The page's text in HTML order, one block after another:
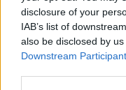
disclosure of your
IAB’s list of
also be disclosed by
Downstream